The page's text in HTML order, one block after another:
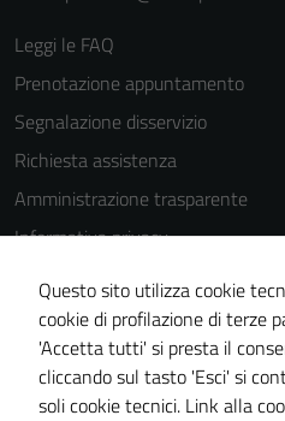
Leggi le FAQ
Prenotazione appuntamento
Segnalazione disservizio
Richiesta assistenza
Amministrazione trasparente
Informativa privacy
Cookie Policy
Note legali
Dichiarazione di accessibilità
Piano di miglioramento del sito
Questo sito utilizza cookie
cookie di profilazione di terze
'Accetta tutti' si presta il
cliccando sul tasto 'Esci' si
soli cookie tecnici. Link alla